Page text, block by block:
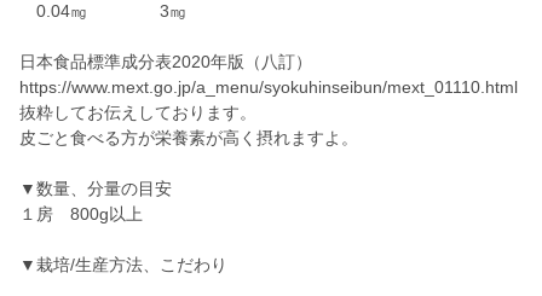
0.04㎎ 3㎎
日本食品標準成分表2020年版（八訂）
https://www.mext.go.jp/a_menu/syokuhinseibun/mext_01110.html
抜粋してお伝えしております。
皮ごと食べる方が栄養素が高く摂れますよ。
▼数量、分量の目安
１房 800g以上
▼栽培/生産方法、こだわり